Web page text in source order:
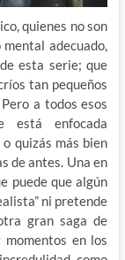
quienes no son
adecuado,
esta serie; que
tan pequeños
a todos esos
está enfocada
quizás más bien
de antes. Una en
puede que algún
ni pretende
gran saga de
momentos en los